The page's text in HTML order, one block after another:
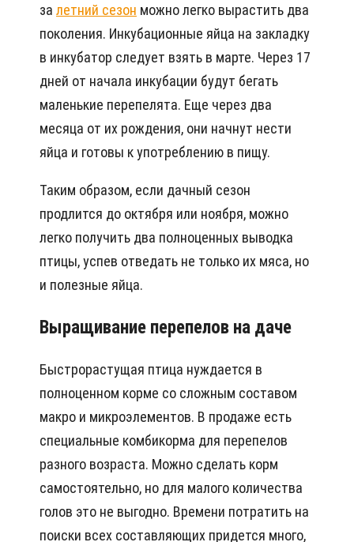
за летний сезон можно легко вырастить два
поколения. Инкубационные яйца на закладку
в инкубатор следует взять в марте. Через 17
дней от начала инкубации будут бегать
маленькие перепелята. Еще через два
месяца от их рождения, они начнут нести
яйца и готовы к употреблению в пищу.
Таким образом, если дачный сезон
продлится до октября или ноября, можно
легко получить два полноценных выводка
птицы, успев отведать не только их мяса, но
и полезные яйца.
Выращивание перепелов на даче
Быстрорастущая птица нуждается в
полноценном корме со сложным составом
макро и микроэлементов. В продаже есть
специальные комбикорма для перепелов
разного возраста. Можно сделать корм
самостоятельно, но для малого количества
голов это не выгодно. Времени потратить на
поиски всех составляющих придется много,